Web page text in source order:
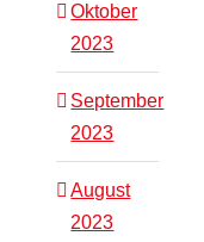
Oktober
2023
September
2023
August
2023